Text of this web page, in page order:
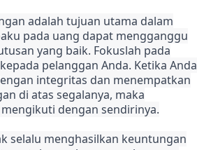
adalah tujuan utama dalam
pada uang dapat mengganggu
yang baik. Fokuslah pada
pelanggan Anda. Ketika Anda
integritas dan menempatkan
di atas segalanya, maka
dengan sendirinya.
selalu menghasilkan keuntungan